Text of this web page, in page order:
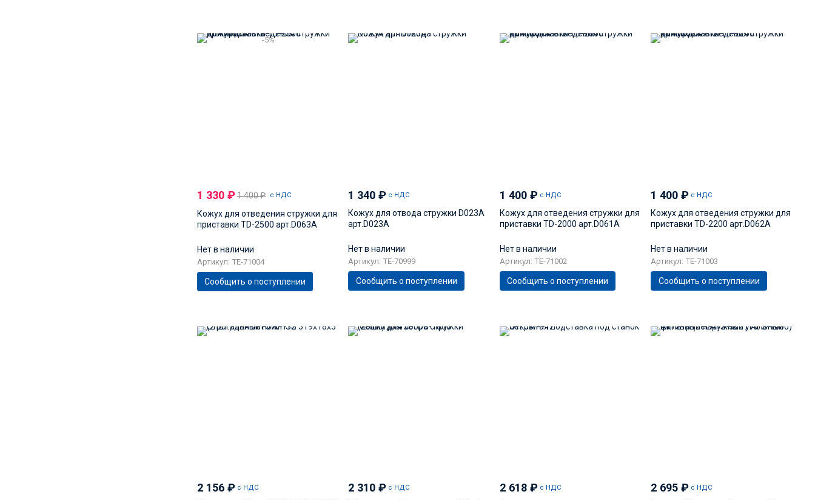
-5%
1 330 ₽1 400₽ с НДС
Кожух для отведения стружки для
приставки TD-2500 арт.D063A
Нет в наличии
Артикул: TE-71004
Сообщить о поступлении
1 340₽ с НДС
Кожух для отвода стружки D023A
арт.D023A
Нет в наличии
Артикул: TE-70999
Сообщить о поступлении
1 400 ₽ с НДС
Кожух для отведения стружки для
приставки TD-2000 арт.D061A
Нет в наличии
Артикул: TE-71002
Сообщить о поступлении
1 400₽ с НДС
Кожух для отведения стружки для
приставки TD-2200 арт.D062A
Нет в наличии
Артикул: TE-71003
Сообщить о поступлении
2 156 ₽ с НДС 2 310₽ с НДС 2 618 ₽ с НДС 2 695₽ с НДС